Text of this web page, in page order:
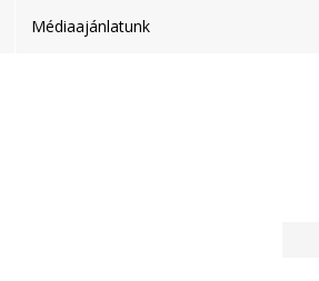
Médiaajánlatunk